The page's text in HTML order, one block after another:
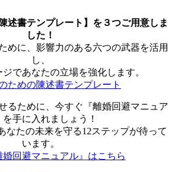
述書テンプレート】を３つご用意しま
した！
めに、影響力のある六つの武器を活用
し、
であなたの立場を強化します。
ための陳述書テンプレート
るために、今すぐ『離婚回避マニュア
を手に入れましょう！
なたの未来を守る12ステップが待って
います。
婚回避マニュアル』はこちら